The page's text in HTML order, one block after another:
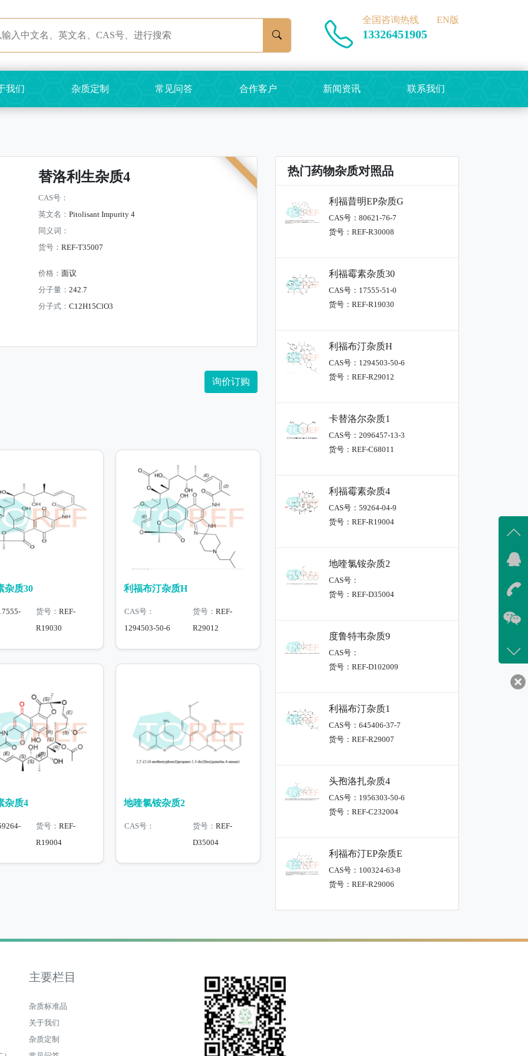
全国咨询热线
13326451905
EN版
我们 杂质定制 常见问答 合作客户 新闻资讯 联系我们
替洛利生杂质4
CAS号：
英文名： Pitolisant Impurity 4
同义词：
货号： REF-T35007
价格： 面议
分子量： 242.7
分子式： C12H15ClO3
询价订购
杂质30
货号： REF-
R19030
利福布汀杂质H
CAS号：
1294503-50-6
货号： REF-
R29012
杂质4
货号： REF-
R19004
地喹氯铵杂质2
CAS号： 货号： REF-
D35004
热门药物杂质对照品
利福昔明EP杂质G
CAS号：80621-76-7
货号：REF-R30008
利福霉素杂质30
CAS号：17555-51-0
货号：REF-R19030
利福布汀杂质H
CAS号：1294503-50-6
货号：REF-R29012
卡替洛尔杂质1
CAS号：2096457-13-3
货号：REF-C68011
利福霉素杂质4
CAS号：59264-04-9
货号：REF-R19004
地喹氯铵杂质2
CAS号：
货号：REF-D35004
度鲁特韦杂质9
CAS号：
货号：REF-D102009
利福布汀杂质1
CAS号：645406-37-7
货号：REF-R29007
头孢洛扎杂质4
CAS号：1956303-50-6
货号：REF-C232004
利福布汀EP杂质E
CAS号：100324-63-8
货号：REF-R29006
主要栏目
杂质标准品
关于我们
杂质定制